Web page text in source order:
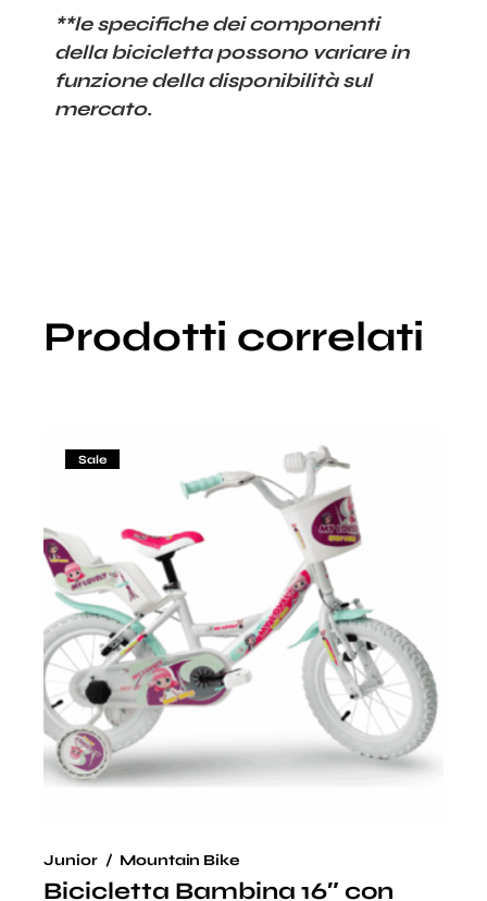
**le specifiche dei componenti
della bicicletta possono variare in
funzione della disponibilità sul
mercato.
Prodotti correlati
Sale
Bicicletta Bambina 16″ con
Junior Mountain Bike